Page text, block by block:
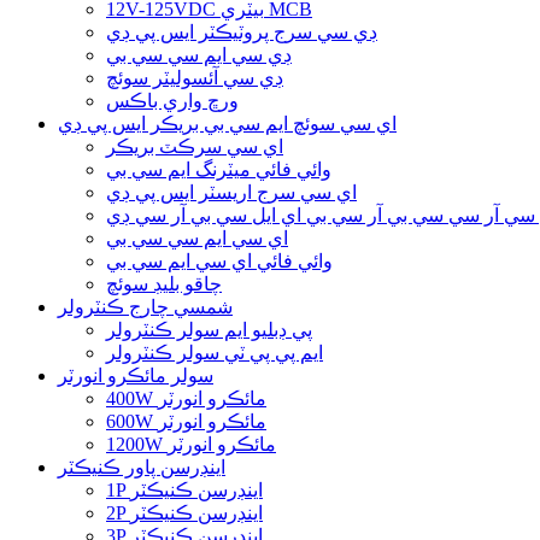
12V-125VDC بيٽري MCB
ڊي سي سرج پروٽيڪٽر ايس پي ڊي
ڊي سي ايم سي سي بي
ڊي سي آئسوليٽر سوئچ
ورڇ واري باڪس
اي سي سوئچ ايم سي بي بريڪر ايس پي ڊي
اي سي سرڪٽ بريڪر
وائي فائي ميٽرنگ ايم سي بي
اي سي سرج اريسٽر ايس پي ڊي
سي آر سي سي بي آر سي بي اي ايل سي بي آر سي ڊي
اي سي ايم سي سي بي
وائي فائي اي سي ايم سي بي
چاقو بليڊ سوئچ
شمسي چارج ڪنٽرولر
پي ڊبليو ايم سولر ڪنٽرولر
ايم پي پي ٽي سولر ڪنٽرولر
سولر مائڪرو انورٽر
400W مائڪرو انورٽر
600W مائڪرو انورٽر
1200W مائڪرو انورٽر
اينڊرسن پاور ڪنيڪٽر
1P اينڊرسن ڪنيڪٽر
2P اينڊرسن ڪنيڪٽر
3P اينڊرسن ڪنيڪٽر